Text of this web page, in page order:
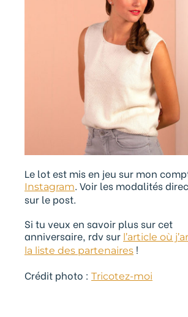
Le lot est mis en jeu sur mon
Instagram. Voir les modalités
sur le post.
Si tu veux en savoir plus sur cet
anniversaire, rdv sur l’article où
la liste des partenaires !
Crédit photo : Tricotez-moi